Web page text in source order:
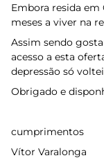
Embora resida
meses a viver na
Assim sendo
acesso a esta
depressão só
Obrigado e
cumprimentos
Vítor Varalonga